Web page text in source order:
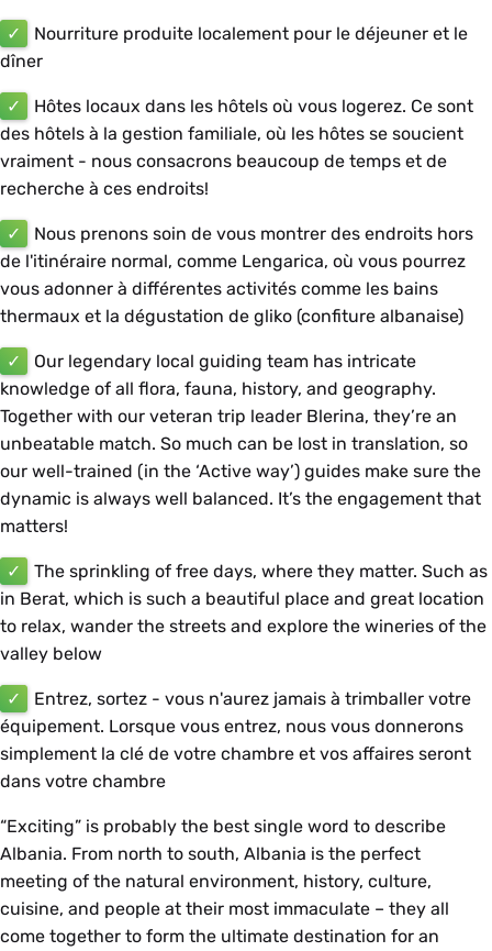
✓
Nourriture produite localement pour le déjeuner et le
dîner
✓
Hôtes locaux dans les hôtels où vous logerez. Ce sont
des hôtels à la gestion familiale, où les hôtes se soucient
vraiment - nous consacrons beaucoup de temps et de
recherche à ces endroits!
✓
Nous prenons soin de vous montrer des endroits hors
de l'itinéraire normal, comme Lengarica, où vous pourrez
vous adonner à différentes activités comme les bains
thermaux et la dégustation de gliko (confiture albanaise)
✓
Our legendary local guiding team has intricate
knowledge of all flora, fauna, history, and geography.
Together with our veteran trip leader Blerina, they’re an
unbeatable match. So much can be lost in translation, so
our well-trained (in the ‘Active way’) guides make sure the
dynamic is always well balanced. It’s the engagement that
matters!
✓
The sprinkling of free days, where they matter. Such as
in Berat, which is such a beautiful place and great location
to relax, wander the streets and explore the wineries of the
valley below
✓
Entrez, sortez - vous n'aurez jamais à trimballer votre
équipement. Lorsque vous entrez, nous vous donnerons
simplement la clé de votre chambre et vos affaires seront
dans votre chambre
“Exciting” is probably the best single word to describe
Albania. From north to south, Albania is the perfect
meeting of the natural environment, history, culture,
cuisine, and people at their most immaculate – they all
come together to form the ultimate destination for an